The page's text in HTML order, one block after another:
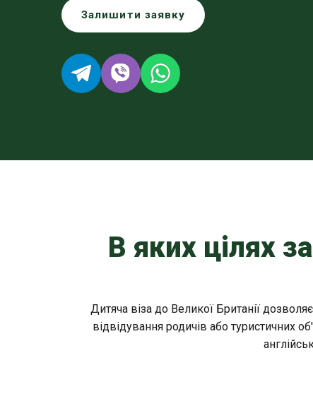
Залишити заявку
В яких цілях
Дитяча віза до Великої Британії
відвідування родичів або туристичних